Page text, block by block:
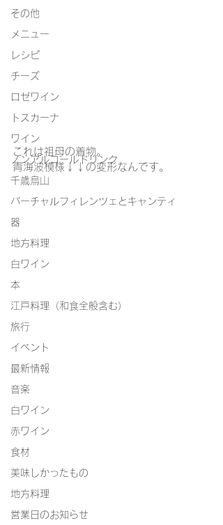
その他
メニュー
レシピ
チーズ
ロゼワイン
トスカーナ
ワイン
ノンアルコールドリンク
千歳烏山
バーチャルフィレンツェとキャンティ
器
地方料理
白ワイン
本
江戸料理（和食全般含む）
旅行
イベント
最新情報
音楽
白ワイン
赤ワイン
食材
美味しかったもの
地方料理
営業日のお知らせ
これは祖母の着物。
青海波模様↓↓の変形なんです。